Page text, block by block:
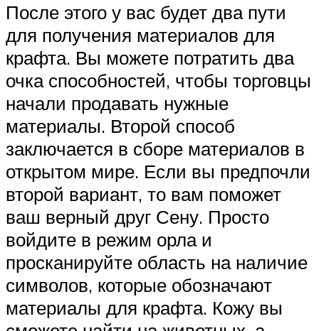
После этого у вас будет два пути
для получения материалов для
крафта. Вы можете потратить два
очка способностей, чтобы торговцы
начали продавать нужные
материалы. Второй способ
заключается в сборе материалов в
открытом мире. Если вы предпочли
второй вариант, то вам поможет
ваш верный друг Сену. Просто
войдите в режим орла и
просканируйте область на наличие
символов, которые обозначают
материалы для крафта. Кожу вы